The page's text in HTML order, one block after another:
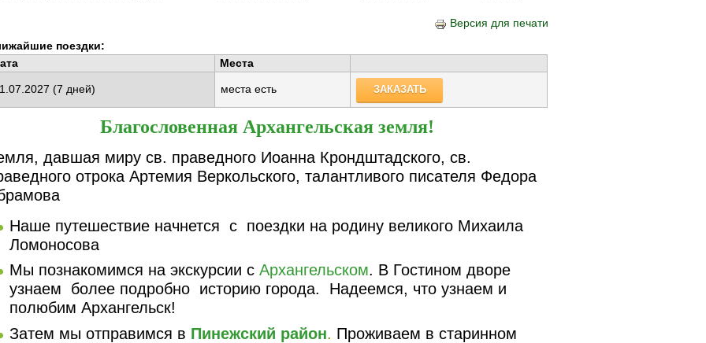
Версия для печати
поездки:
Места
(7 дней) места есть ЗАКАЗАТЬ
Благословенная Архангельская земля!
давшая миру св. праведного Иоанна Крондштадского, св.
отрока Артемия Веркольского, талантливого писателя Федора
Наше путешествие начнется с поездки на родину великого Михаила
Ломоносова
Мы познакомимся на экскурсии с Архангельском. В Гостином дворе
узнаем более подробно историю города. Надеемся, что узнаем и
полюбим Архангельск!
Затем мы отправимся в Пинежский район. Проживаем в старинном